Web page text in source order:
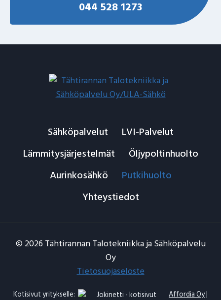
044 528 1273
Sähköpalvelut
LVI-Palvelut
Lämmitysjärjestelmät
Öljypoltinhuolto
Aurinkosähkö
Putkihuolto
Yhteystiedot
© 2026 Tähtirannan Talotekniikka ja Sähköpalvelu
Oy
Tietosuojaseloste
Kotisivut yritykselle: Affordia Oy|